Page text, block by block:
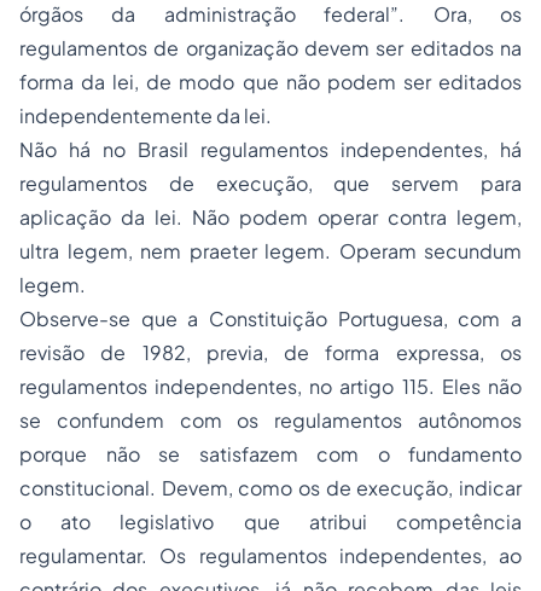
órgãos da administração federal”. Ora, os
regulamentos de organização devem ser editados na
forma da lei, de modo que não podem ser editados
independentemente da lei.
Não há no Brasil regulamentos independentes, há
regulamentos de execução, que servem para
aplicação da lei. Não podem operar contra legem,
ultra legem, nem praeter legem. Operam secundum
legem.
Observe-se que a Constituição Portuguesa, com a
revisão de 1982, previa, de forma expressa, os
regulamentos independentes, no artigo 115. Eles não
se confundem com os regulamentos autônomos
porque não se satisfazem com o fundamento
constitucional. Devem, como os de execução, indicar
o ato legislativo que atribui competência
regulamentar. Os regulamentos independentes, ao